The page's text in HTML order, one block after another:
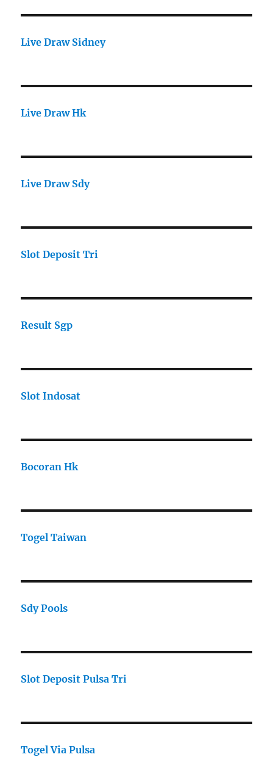
Live Draw Sidney
Live Draw Hk
Live Draw Sdy
Slot Deposit Tri
Result Sgp
Slot Indosat
Bocoran Hk
Togel Taiwan
Sdy Pools
Slot Deposit Pulsa Tri
Togel Via Pulsa